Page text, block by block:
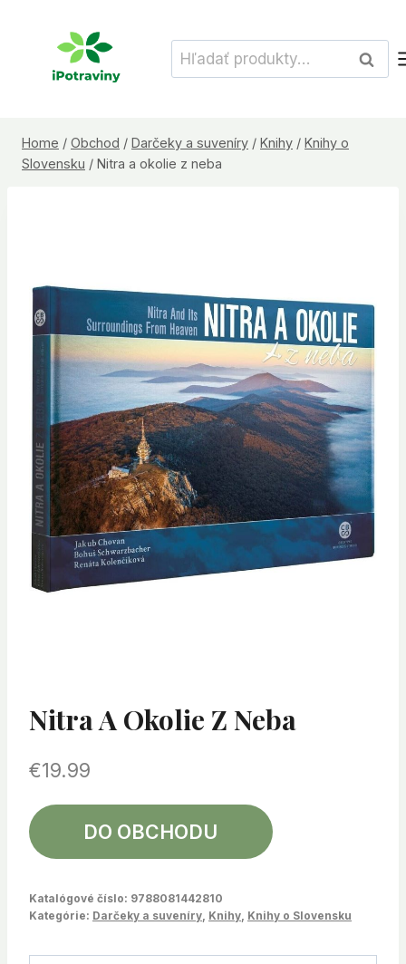
Hľadať:
Home / Obchod / Darčeky a suveníry / Knihy / Knihy o
Slovensku / Nitra a okolie z neba
Nitra A Okolie Z Neba
€19.99
DO OBCHODU
Katalógové číslo: 9788081442810
Kategórie: Darčeky a suveníry, Knihy, Knihy o Slovensku